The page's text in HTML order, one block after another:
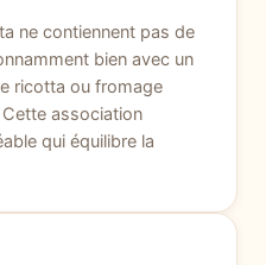
ne contiennent pas de
bien avec un
ricotta ou fromage
association
qui équilibre la